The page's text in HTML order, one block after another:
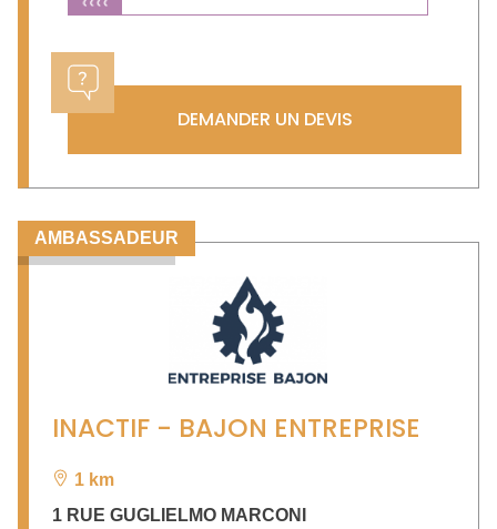
DEMANDER UN DEVIS
AMBASSADEUR
INACTIF - BAJON ENTREPRISE
1 km
1 RUE GUGLIELMO MARCONI